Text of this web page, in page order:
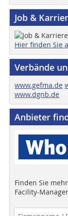
Job &
Hier finden Sie
Verbände
www.gefma.de
www.dgnb.de
Anbieter
Finden Sie
Facility-